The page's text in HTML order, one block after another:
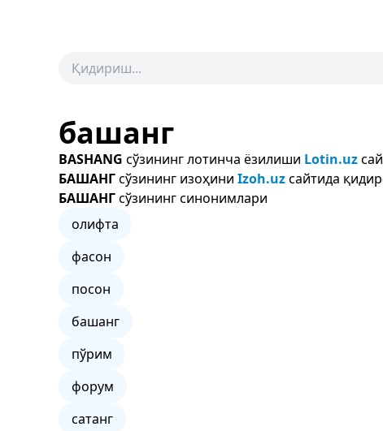
башанг
BASHANG сўзининг лотинча ёзилиши Lotin.uz
БАШАНГсўзининг изоҳини Izoh.uzсайтида
БАШАНГсўзининг синонимлари
олифта
фасон
посон
башанг
пўрим
форум
сатанг